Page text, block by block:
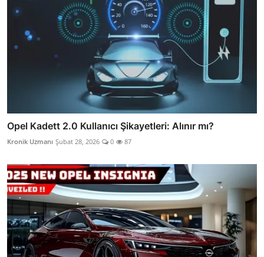
Opel Kadett 2.0 Kullanıcı Şikayetleri: Alınır mı?
Kronik Uzmanı Şubat 28, 2026 0 87